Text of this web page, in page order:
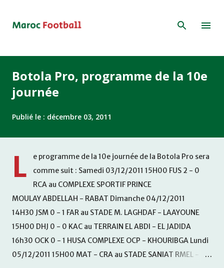
Botola Pro, programme de la 10e
journée
Publié le : décembre 03, 2011
L
e programme de la 10e journée de la Botola Pro sera
comme suit : Samedi 03/12/2011 15H00 FUS 2 - 0
RCA au COMPLEXE SPORTIF PRINCE
MOULAY ABDELLAH - RABAT Dimanche 04/12/2011
14H30 JSM 0 - 1 FAR au STADE M. LAGHDAF - LAAYOUNE
15H00 DHJ 0 - 0 KAC au TERRAIN EL ABDI - EL JADIDA
16h30 OCK 0 - 1 HUSA COMPLEXE OCP - KHOURIBGA Lundi
05/12/2011 15H00 MAT - CRA au STADE SANIAT RMEL -